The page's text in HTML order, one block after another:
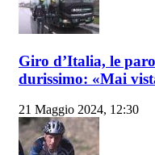
Giro d’Italia, le
durissimo: «Mai
21 Maggio 2024, 12:30